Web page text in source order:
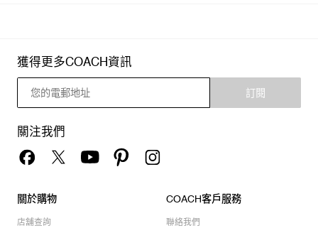
獲得更多COACH資訊
訂閱
關注我們
關於購物
店舖查詢
COACH客戶服務
聯絡我們